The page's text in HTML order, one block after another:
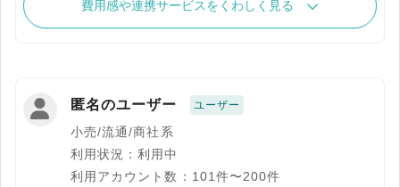
費用感や連携サービスをくわしく見る
匿名のユーザー ユーザー
小売/流通/商社系
利用状況：利用中
利用アカウント数：101件〜200件